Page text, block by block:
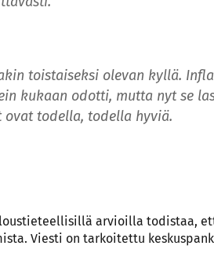
toistaiseksi olevan kyllä.
kukaan odotti, mutta nyt se
todella, todella hyviä.
arvioilla todistaa,
Viesti on tarkoitettu